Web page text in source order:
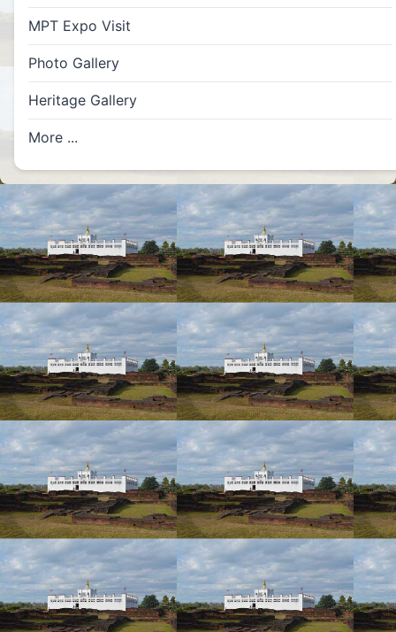
MPT Expo Visit
Photo Gallery
Heritage Gallery
More ...